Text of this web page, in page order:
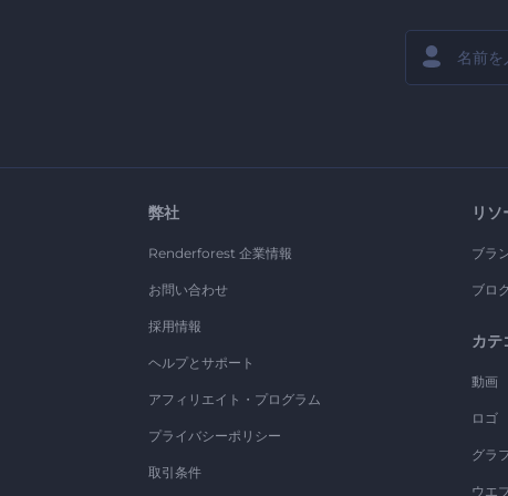
弊社
Renderforest 企業情報
お問い合わせ
採用情報
ヘルプとサポート
アフィリエイト・プログラム
プライバシーポリシー
取引条件
リソ
ブラ
ブロ
カテ
動画
ロゴ
グラ
ウエ